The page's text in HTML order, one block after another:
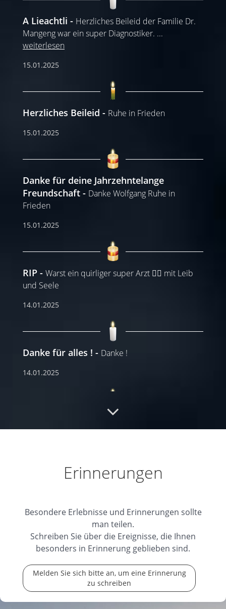
A Lieachtli
Herzliches Beileid der Familie Dr.
Mangeng war ein super Diagnostiker. ...
weiterlesen
15.01.2025
Herzliches Beileid Ruhe in Frieden
15.01.2025
Danke für deine Jahrzehntelange
Freundschaft
Danke Wolfgang Ruhe in
Frieden
15.01.2025
RIP
Warst ein quirliger super Arzt 👍🏼 mit Leib
und Seele
14.01.2025
Danke für alles ! Danke !
14.01.2025
ganzen Familie und Freunde
Trauerfamilie. Ruhe in Frieden, Wolfgang.
14.01.2025
In lieber Erinnerung
In Gedenken an meinen
lieben Cousin Wolfgang Christine mit Arnulf
Erinnerungen
Besondere Erlebnisse und Erinnerungen sollte
man teilen.
Schreiben Sie über die Ereignisse, die Ihnen
besonders in Erinnerung geblieben sind.
Melden Sie sich bitte an, um eine Erinnerung
zu schreiben